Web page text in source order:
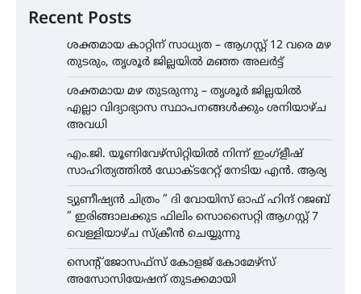
Recent Posts
ശക്തമായ കാറ്റിന് സാധ്യത – ആഗസ്റ്റ് 12 വരെ മഴ
തുടരും, തൃശൂർ ജില്ലയിൽ മഞ്ഞ അലർട്ട്
ശക്തമായ മഴ തുടരുന്നു – തൃശൂർ ജില്ലയിൽ
എല്ലാ വിദ്യാഭ്യാസ സ്ഥാപനങ്ങൾക്കും ശനിയാഴ്ച
അവധി
എം.ജി. യൂണിവേഴ്‌സിറ്റിയിൽ നിന്ന് ഇംഗ്ളീഷ്
സാഹിത്യത്തിൽ ഡോക്ടറേറ്റ് നേടിയ എൻ. ആര്യ
ട്യുണീഷ്യൻ ചിത്രം ” ദി വോയിസ് ഓഫ് ഹിന്ദ് റജബ്
” ഇരിങ്ങാലക്കുട ഫിലിം സൊസൈറ്റി ആഗസ്റ്റ് 7
വെള്ളിയാഴ്ച സ്‌ക്രീൻ ചെയ്യുന്നു
സെന്റ് ജോസഫ്സ് കോളജ് കോമേഴ്‌സ്
അസോസിയേഷന് തുടക്കമായി